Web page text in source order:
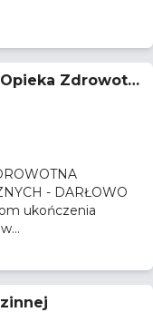
Zdrowotn
wewnętrznych -
- DARŁOWO